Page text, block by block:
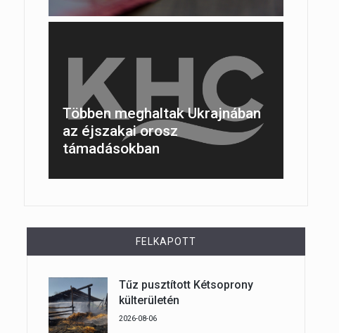
Többen meghaltak Ukrajnában
az éjszakai orosz
támadásokban
FELKAPOTT
Tűz pusztított Kétsoprony
külterületén
2026-08-06